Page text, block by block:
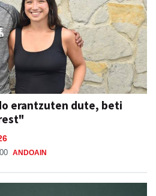
erantzuten dute, beti
ANDOAIN